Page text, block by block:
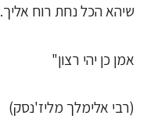
שיהא הכל נחת רוח אליך.
אמן כן יהי רצון"
(רבי אלימלך מליז'נסק)